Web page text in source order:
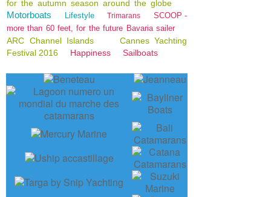
for the autumn season around the globe
Motorboats Lifestyle Trimarans
SCOOP -
more than 60 feet, for the future Bavaria sailer
ARC Channel Islands
Cannes Yachting
Festival 2016
Happiness Sailboats